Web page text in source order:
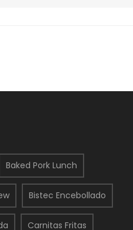
Baked Pork Lunch
Bistec Encebollado
Carnitas Fritas